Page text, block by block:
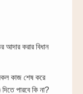
আদার করার বিধান
কাজ শেষ করে
পারবে কি না?